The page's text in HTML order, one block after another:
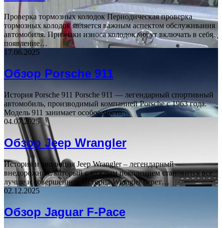
Проверка тормозных колодок Периодическая проверка
тормозных колодок является важным аспектом обслуживания
автомобиля. Признаки износа колодок могут включать в себя
появление…
17.06.2025
Обзор Porsche 911
История Porsche 911 Porsche 911 — легендарный спортивный
автомобиль, производимый компанией Porsche с 1963 года.
Модель 911 занимает особое место…
04.07.2025
Обзор Jeep Wrangler
История и эволюция Jeep Wrangler – легендарный
внедорожник, который с каждым поколением становится все
лучше и совершеннее. История Wrangler берет…
02.12.2025
Обзор Jaguar F-Pace